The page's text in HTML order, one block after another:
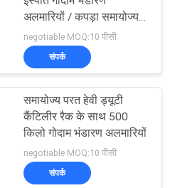
अलमारियों / कपड़ा समायोज्य
परत
negotiable MOQ:10 पीसी
संपर्क
समायोज्य परत हेवी ड्यूटी
कैंटिलीर रैक के साथ 500
किलो गोदाम भंडारण अलमारियों
negotiable MOQ:10 पीसी
संपर्क